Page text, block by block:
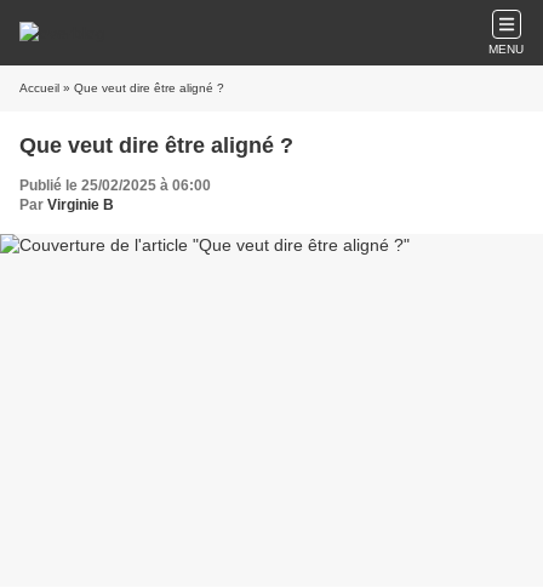
MENU
Accueil » Que veut dire être aligné ?
Que veut dire être aligné ?
Publié le 25/02/2025 à 06:00
Par Virginie B